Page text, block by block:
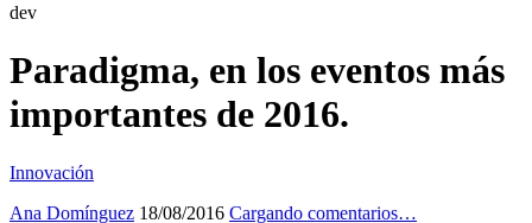
dev
Paradigma, en los eventos más
importantes de 2016.
Innovación
Ana Domínguez 18/08/2016 Cargando comentarios…